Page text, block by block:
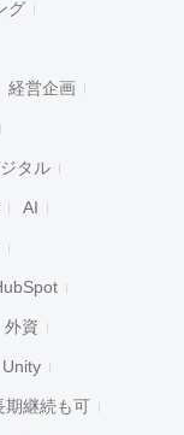
グ
経営企画
タル
AI
外資
Unity
期継続も可